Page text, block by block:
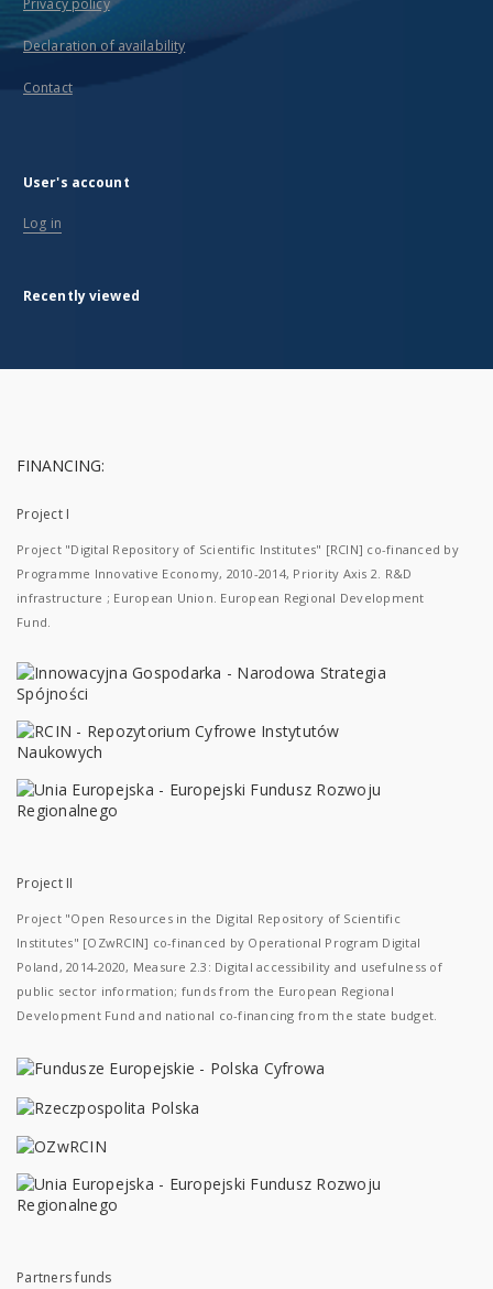
Privacy policy
Declaration of availability
Contact
User's account
Log in
Recently viewed
FINANCING:
Project I
Project "Digital Repository of Scientific Institutes" [RCIN] co-financed by
Programme Innovative Economy, 2010-2014, Priority Axis 2. R&D
infrastructure ; European Union. European Regional Development
Fund.
Project II
Project "Open Resources in the Digital Repository of Scientific
Institutes" [OZwRCIN] co-financed by Operational Program Digital
Poland, 2014-2020, Measure 2.3: Digital accessibility and usefulness of
public sector information; funds from the European Regional
Development Fund and national co-financing from the state budget.
Partners funds